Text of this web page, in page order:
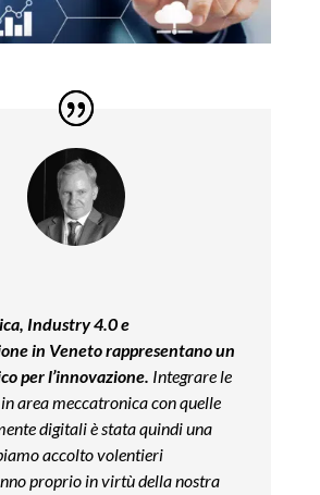
Industry 4.0 e
in Veneto rappresentano un
per l’innovazione. Integrare le
area meccatronica con quelle
digitali è stata quindi una
accolto volentieri
proprio in virtù della nostra